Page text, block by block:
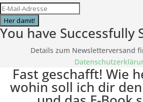
Her damit!
You have Successfully
Details zum Newsletterversand
Fast geschafft! Wie
wohin soll ich dir